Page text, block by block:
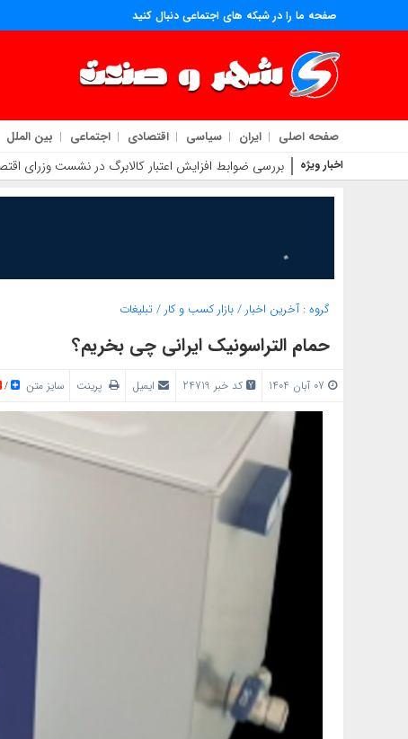
صفحه ما را در شبکه های اجتماعی دنبال کنید
صفحه اصلی ایران سیاسی اقتصادی اجتماعی بین الملل
اخبار ویژه بررسی ضوابط افزایش اعتبار کالابرگ در نشست وزرای
گروه :آخرین اخبار /بازار کسب و کار /تبلیغات
حمام التراسونیک ایرانی چی بخریم؟
کد خبر 24719 ایمیل پرینت سایز متن /